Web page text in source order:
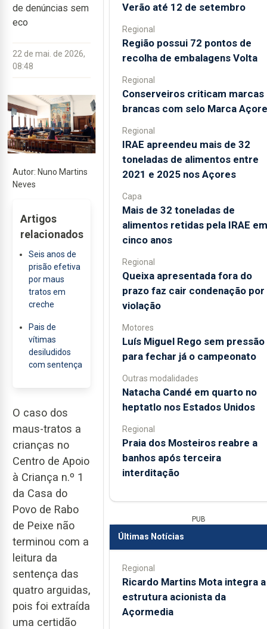
de denúncias sem
eco
22 de mai. de 2026,
08:48
Autor: Nuno Martins
Neves
Artigos
relacionados
Seis anos de
prisão efetiva
por maus
tratos em
creche
Pais de
vítimas
desiludidos
com sentença
O caso dos
maus-tratos a
crianças no
Centro de Apoio
à Criança n.º 1
da Casa do
Povo de Rabo
de Peixe não
terminou com a
leitura da
sentença das
quatro arguidas,
pois foi extraída
uma certidão
Verão até 12 de setembro
Regional
Região possui 72 pontos de
recolha de embalagens Volta
Regional
Conserveiros criticam marcas
brancas com selo Marca
Regional
IRAE apreendeu mais de 32
toneladas de alimentos entre
2021 e 2025 nos Açores
Capa
Mais de 32 toneladas de
alimentos retidas pela IRAE em
cinco anos
Regional
Queixa apresentada fora do
prazo faz cair condenação por
violação
Motores
Luís Miguel Rego sem pressão
para fechar já o campeonato
Outras modalidades
Natacha Candé em quarto no
heptatlo nos Estados Unidos
Regional
Praia dos Mosteiros reabre a
banhos após terceira
interditação
PUB
Últimas Notícias
Regional
Ricardo Martins Mota integra a
estrutura acionista da
Açormedia